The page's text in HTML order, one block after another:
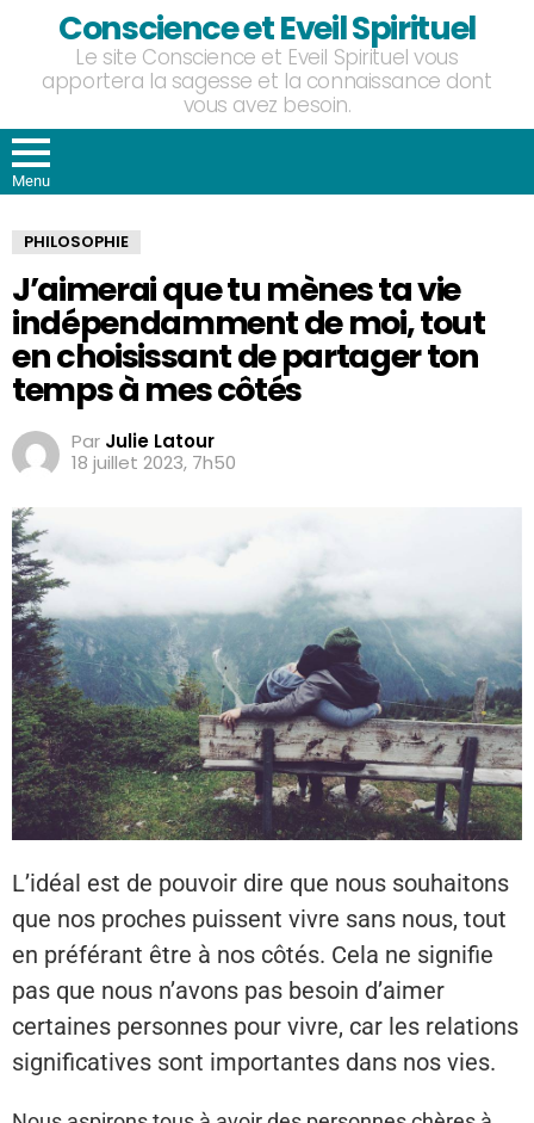
Conscience et Eveil Spirituel
Le site Conscience et Eveil Spirituel vous
apportera la sagesse et la connaissance dont
vous avez besoin.
Menu
PHILOSOPHIE
J’aimerai que tu mènes ta vie
indépendamment de moi, tout
en choisissant de partager ton
temps à mes côtés
Par Julie Latour
18 juillet 2023, 7h50
L’idéal est de pouvoir dire que nous souhaitons
que nos proches puissent vivre sans nous, tout
en préférant être à nos côtés. Cela ne signifie
pas que nous n’avons pas besoin d’aimer
certaines personnes pour vivre, car les relations
significatives sont importantes dans nos vies.